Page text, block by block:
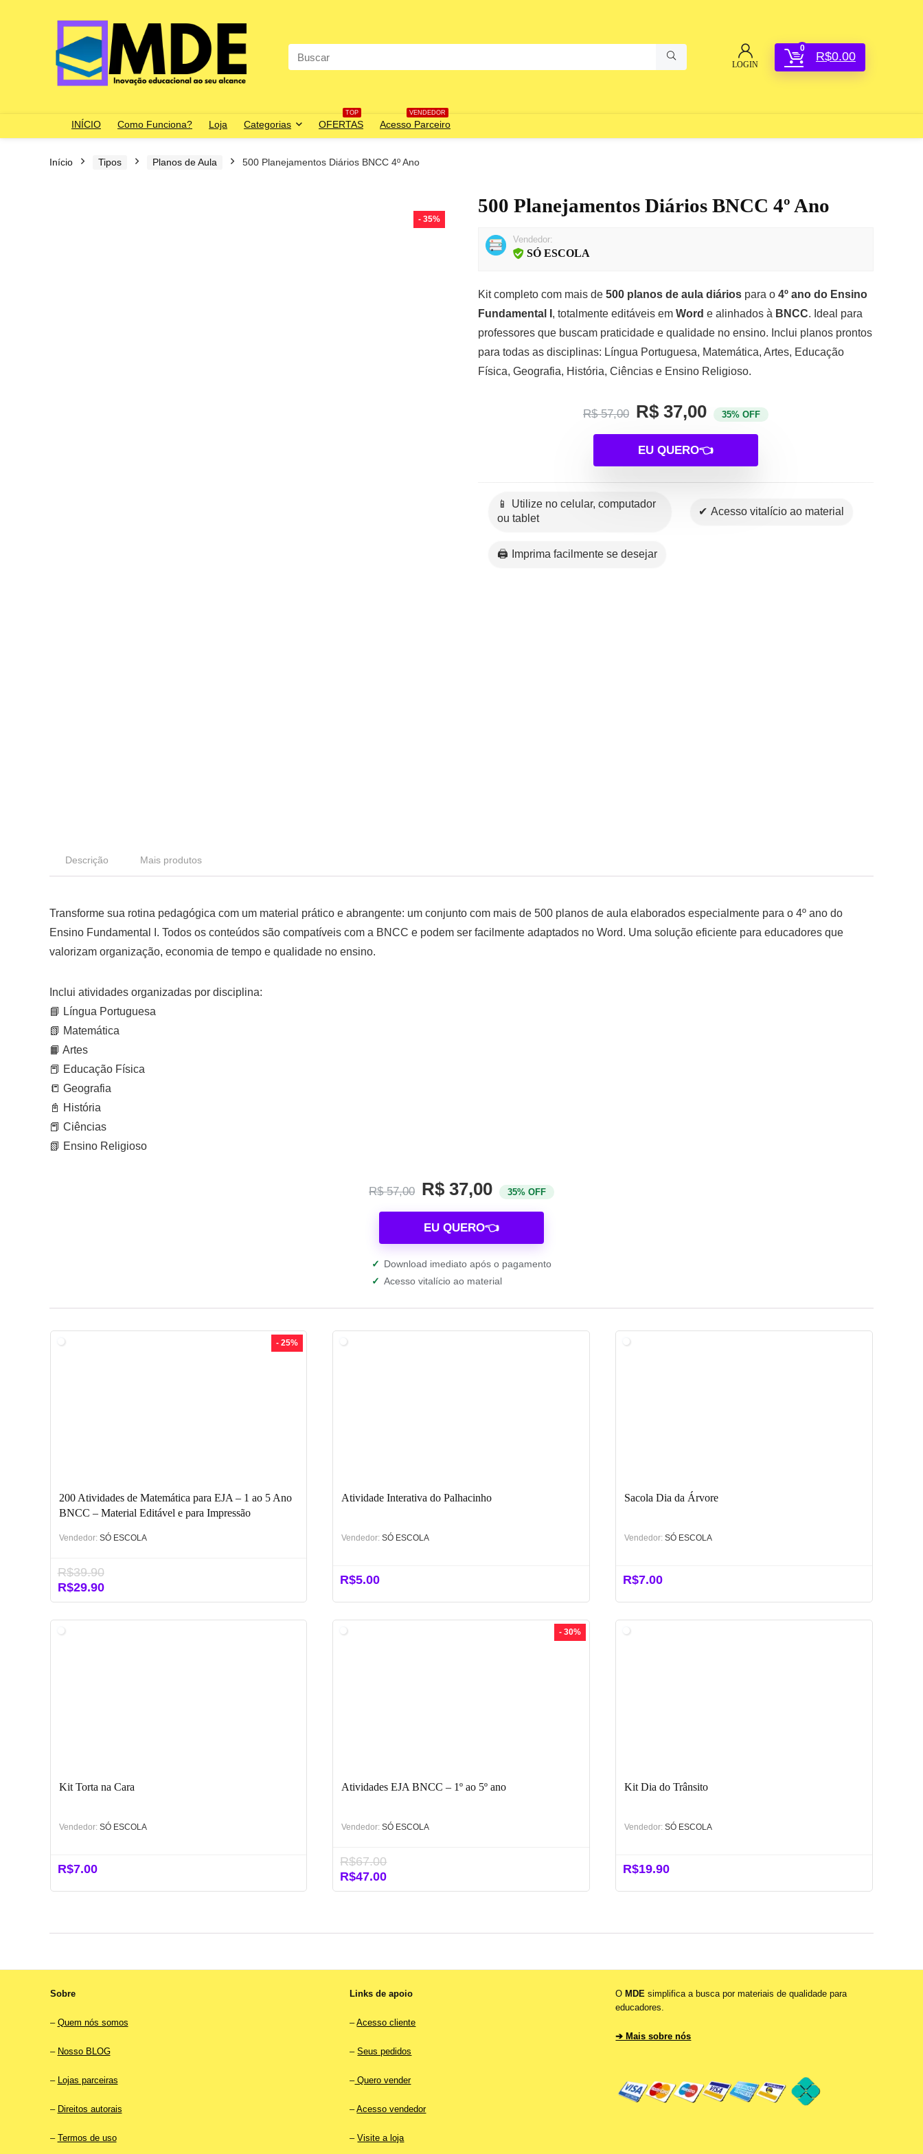
Search
for:
LOGIN
0
R$0.00
INÍCIO Como Funciona? Loja Categorias
TOP
OFERTAS
VENDEDOR
Acesso Parceiro
Início Tipos Planos de Aula 500 Planejamentos Diários BNCC 4º Ano
- 35%
500 Planejamentos Diários BNCC 4º Ano
Vendedor:
SÓ ESCOLA
Kit completo com mais de 500 planos de aula diários para o 4º ano do Ensino
Fundamental I , totalmente editáveis em Word e alinhados à BNCC. Ideal para
professores que buscam praticidade e qualidade no ensino. Inclui planos prontos
para todas as disciplinas: Língua Portuguesa, Matemática, Artes, Educação
Física, Geografia, História, Ciências e Ensino Religioso.
R$ 57,00 R$ 37,00 35% OFF
EU QUERO👈
📱 Utilize no celular, computador
ou tablet
✔ Acesso vitalício ao material
🖨️ Imprima facilmente se desejar
Descrição Mais produtos
Transforme sua rotina pedagógica com um material prático e abrangente: um conjunto com mais de 500 planos de aula elaborados especialmente para o 4º ano do
Ensino Fundamental I. Todos os conteúdos são compatíveis com a BNCC e podem ser facilmente adaptados no Word. Uma solução eficiente para educadores que
valorizam organização, economia de tempo e qualidade no ensino.
Inclui atividades organizadas por disciplina:
📘 Língua Portuguesa
📗 Matemática
📙 Artes
📕 Educação Física
📒 Geografia
📓 História
📕 Ciências
📗 Ensino Religioso
R$ 57,00 R$ 37,00 35% OFF
EU QUERO👈
✓ Download imediato após o pagamento
✓ Acesso vitalício ao material
- 25%
200 Atividades de Matemática para EJA – 1 ao 5 Ano
BNCC – Material Editável e para Impressão
Vendedor: SÓ ESCOLA
R$39.90
O
preço
era:
R$29.90O
preço
Atividade Interativa do Palhacinho
Vendedor: SÓ ESCOLA
R$5.00
Sacola Dia da Árvore
Vendedor: SÓ ESCOLA
R$7.00
Kit Torta na Cara
Vendedor: SÓ ESCOLA
R$7.00
- 30%
Atividades EJA BNCC – 1º ao 5º ano
Vendedor: SÓ ESCOLA
R$67.00
O
preço
R$67.00.
R$47.00O
preço
R$47.00.
Kit Dia do Trânsito
Vendedor: SÓ ESCOLA
R$19.90
Sobre
– Quem nós somos
– Nosso BLOG
– Lojas parceiras
– Direitos autorais
– Termos de uso
Links de apoio
–Acesso cliente
–Seus pedidos
–Quero vender
–Acesso vendedor
–Visite a loja
O MDE simplifica a busca por materiais de qualidade para
educadores.
➔ Mais sobre nós